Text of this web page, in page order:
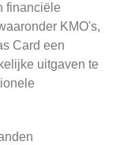
financiële
KMO's,
Card een
uitgaven te